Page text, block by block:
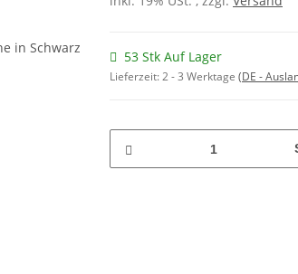
53 Stk Auf Lager
Lieferzeit:2 - 3 Werktage (DE -